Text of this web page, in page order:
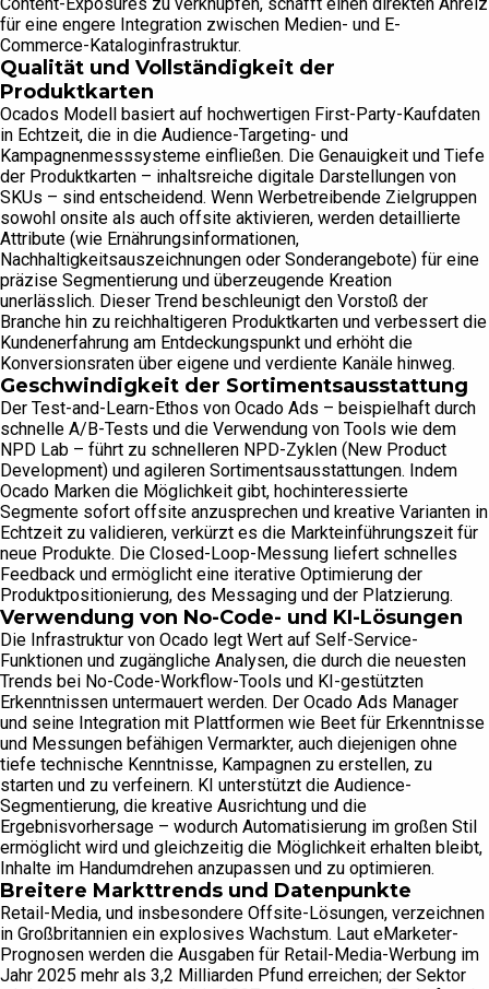
für eine engere Integration zwischen Medien- und E-
Commerce-Kataloginfrastruktur.
Qualität und Vollständigkeit der
Produktkarten
Ocados Modell basiert auf hochwertigen First-Party-Kaufdaten
in Echtzeit, die in die Audience-Targeting- und
Kampagnenmesssysteme einfließen. Die Genauigkeit und Tiefe
der Produktkarten – inhaltsreiche digitale Darstellungen von
SKUs – sind entscheidend. Wenn Werbetreibende Zielgruppen
sowohl onsite als auch offsite aktivieren, werden detaillierte
Attribute (wie Ernährungsinformationen,
Nachhaltigkeitsauszeichnungen oder Sonderangebote) für eine
präzise Segmentierung und überzeugende Kreation
unerlässlich. Dieser Trend beschleunigt den Vorstoß der
Branche hin zu reichhaltigeren Produktkarten und verbessert die
Kundenerfahrung am Entdeckungspunkt und erhöht die
Konversionsraten über eigene und verdiente Kanäle hinweg.
Geschwindigkeit der Sortimentsausstattung
Der Test-and-Learn-Ethos von Ocado Ads – beispielhaft durch
schnelle A/B-Tests und die Verwendung von Tools wie dem
NPD Lab – führt zu schnelleren NPD-Zyklen (New Product
Development) und agileren Sortimentsausstattungen. Indem
Ocado Marken die Möglichkeit gibt, hochinteressierte
Segmente sofort offsite anzusprechen und kreative Varianten in
Echtzeit zu validieren, verkürzt es die Markteinführungszeit für
neue Produkte. Die Closed-Loop-Messung liefert schnelles
Feedback und ermöglicht eine iterative Optimierung der
Produktpositionierung, des Messaging und der Platzierung.
Verwendung von No-Code- und KI-Lösungen
Die Infrastruktur von Ocado legt Wert auf Self-Service-
Funktionen und zugängliche Analysen, die durch die neuesten
Trends bei No-Code-Workflow-Tools und KI-gestützten
Erkenntnissen untermauert werden. Der Ocado Ads Manager
und seine Integration mit Plattformen wie Beet für Erkenntnisse
und Messungen befähigen Vermarkter, auch diejenigen ohne
tiefe technische Kenntnisse, Kampagnen zu erstellen, zu
starten und zu verfeinern. KI unterstützt die Audience-
Segmentierung, die kreative Ausrichtung und die
Ergebnisvorhersage – wodurch Automatisierung im großen Stil
ermöglicht wird und gleichzeitig die Möglichkeit erhalten bleibt,
Inhalte im Handumdrehen anzupassen und zu optimieren.
Breitere Markttrends und Datenpunkte
Retail-Media, und insbesondere Offsite-Lösungen, verzeichnen
in Großbritannien ein explosives Wachstum. Laut eMarketer-
Prognosen werden die Ausgaben für Retail-Media-Werbung im
Jahr 2025 mehr als 3,2 Milliarden Pfund erreichen; der Sektor